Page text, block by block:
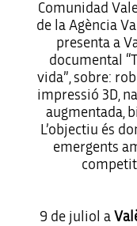
Comunidad
de la Agència
presenta a
documental
vida”, sobre:
impressió 3D,
augmentada,
L’objectiu és
emergents
9 de juliol a